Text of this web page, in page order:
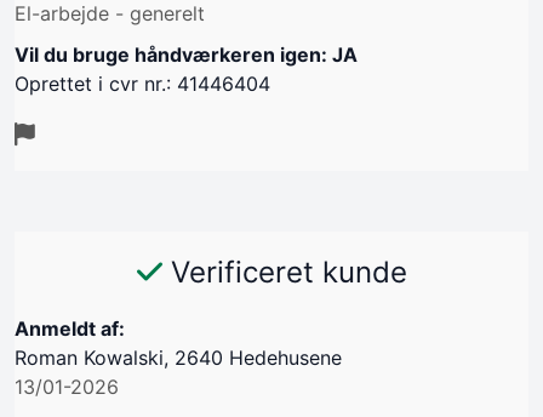
El-arbejde - generelt
Vil du bruge håndværkeren igen: JA
Oprettet i cvr nr.: 41446404
Verificeret kunde
Anmeldt af:
Roman Kowalski, 2640 Hedehusene
13/01-2026